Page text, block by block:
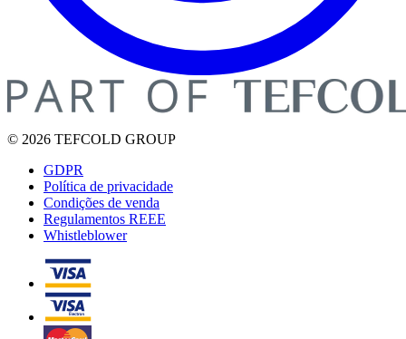
© 2026 TEFCOLD GROUP
GDPR
Política de privacidade
Condições de venda
Regulamentos REEE
Whistleblower